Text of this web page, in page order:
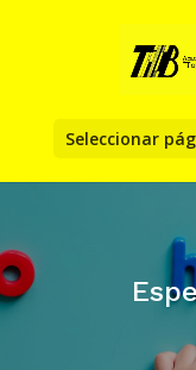
Seleccionar